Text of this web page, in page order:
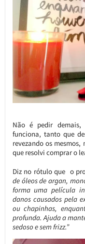
Não é pedir demais,
funciona, tanto que
revezando os
que resolvi comprar o
Diz no rótulo que o
de óleos de argan,
forma uma película
danos causados pela
ou chapinhas,
profunda. Ajuda a
sedoso e sem frizz.”